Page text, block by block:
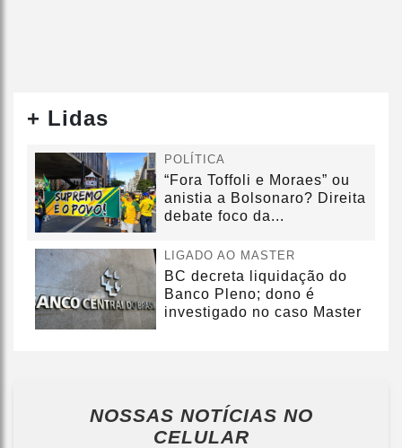
+ Lidas
POLÍTICA
“Fora Toffoli e Moraes” ou
anistia a Bolsonaro? Direita
debate foco da...
LIGADO AO MASTER
BC decreta liquidação do
Banco Pleno; dono é
investigado no caso Master
NOSSAS NOTÍCIAS NO
CELULAR